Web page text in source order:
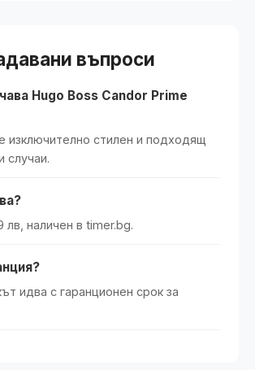
въпроси
Hugo Boss Candor Prime
изключително стилен и подходящ
случаи.
лв, наличен в timer.bg.
идва с гаранционен срок за